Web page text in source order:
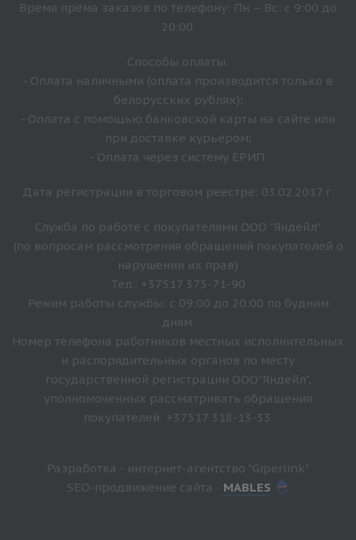
Время прёма заказов по телефону: Пн – Вс: с 9:00 до
20:00.
Способы оплаты:
- Оплата наличными (оплата производится только в
белорусских рублях);
- Оплата с помощью банковской карты на сайте или
при доставке курьером;
- Оплата через систему ЕРИП.
Дата регистрации в торговом реестре: 03.02.2017 г.
Служба по работе с покупателями ООО "Яндейл"
(по вопросам рассмотрения обращений покупателей о
нарушении их прав)
Тел.: +37517 375-71-90
Режим работы службы: с 09:00 до 20:00 по будним
дням.
Номер телефона работников местных исполнительных
и распорядительных органов по месту
государственной регистрации ООО"Яндейл",
уполномоченных рассматривать обращения
покупателей: +37517 318-13-33.
Разработка - интернет-агентство "Giperlink"
SEO-продвижение сайта - MABLES